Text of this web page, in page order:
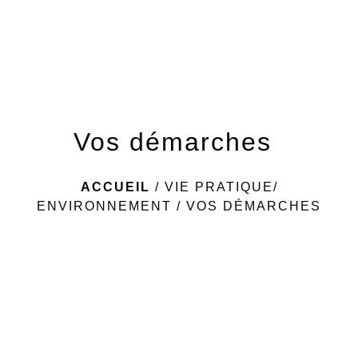
Vos démarches
ACCUEIL / VIE PRATIQUE/
ENVIRONNEMENT / VOS DÉMARCHES